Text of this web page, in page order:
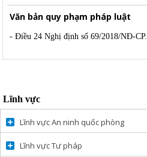
Văn bản quy phạm pháp luật
- Điều 24 Nghị định số 69/2018/NĐ-CP.
Lĩnh vực
Lĩnh vực An ninh quốc phòng
Lĩnh vực Tư pháp